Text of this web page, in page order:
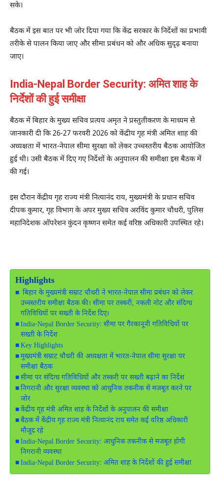
सके।
बैठक में इस बात पर भी जोर दिया गया कि केंद्र सरकार के निर्देशों का प्रभावी
तरीके से पालन किया जाए और सीमा प्रबंधन को और अधिक सुदृढ़ बनाया
जाए।
India-Nepal Border Security: अमित शाह के
निर्देशों की हुई समीक्षा
बैठक में बिहार के मुख्य सचिव प्रत्यय अमृत ने प्रस्तुतीकरण के माध्यम से
जानकारी दी कि 26-27 फरवरी 2026 को केंद्रीय गृह मंत्री अमित शाह की
अध्यक्षता में भारत-नेपाल सीमा सुरक्षा को लेकर उच्चस्तरीय बैठक आयोजित
हुई थी। उसी बैठक में दिए गए निर्देशों के अनुपालन की समीक्षा इस बैठक में
की गई।
इस दौरान केंद्रीय गृह राज्य मंत्री नित्यानंद राय, मुख्यमंत्री के प्रधान सचिव
दीपक कुमार, गृह विभाग के अपर मुख्य सचिव अरविंद कुमार चौधरी, पुलिस
महानिदेशक ऑपरेशन कुंदन कृष्णन समेत कई वरिष्ठ अधिकारी उपस्थित रहे।
Highlights
बिहार के मुख्यमंत्री सम्राट चौधरी ने भारत-नेपाल सीमा प्रबंधन को लेकर
उच्चस्तरीय समीक्षा बैठक की। सीमा पर तस्करी, नकली नोट और संदिग्ध
गतिविधियों पर सख्ती के निर्देश दिए।
India-Nepal Border Security: सीमा पर गैरकानूनी गतिविधियों पर
सख्ती के निर्देश
Key Highlights
मुख्यमंत्री सम्राट चौधरी की अध्यक्षता में भारत-नेपाल सीमा सुरक्षा पर
समीक्षा बैठक
सीमा पर संदिग्ध गतिविधियों और तस्करी पर सख्ती बढ़ाने का निर्देश
निगरानी और सुरक्षा व्यवस्था को आधुनिक तकनीक से मजबूत करने पर
जोर
केंद्रीय गृह मंत्री अमित शाह के निर्देशों के अनुपालन की समीक्षा
बैठक में केंद्रीय गृह राज्य मंत्री नित्यानंद राय समेत कई वरिष्ठ अधिकारी
मौजूद रहे
India-Nepal Border Security: आधुनिक तकनीक से मजबूत होगी
निगरानी व्यवस्था
India-Nepal Border Security: अमित शाह के निर्देशों की हुई समीक्षा